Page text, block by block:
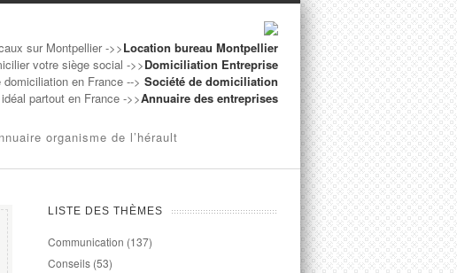
sur Montpellier ->>Location bureau Montpellier
votre siège social ->>Domiciliation Entreprise
en France --> Société de domiciliation
partout en France ->>Annuaire des entreprises
organisme de l’hérault
LISTE DES THÈMES
Communication (137)
Conseils (53)